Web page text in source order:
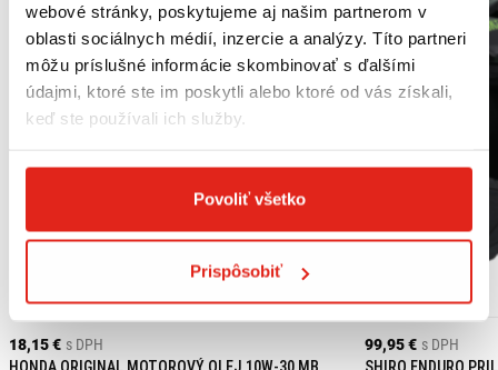
webové stránky, poskytujeme aj našim partnerom v
oblasti sociálnych médií, inzercie a analýzy. Títo partneri
môžu príslušné informácie skombinovať s ďalšími
údajmi, ktoré ste im poskytli alebo ktoré od vás získali,
keď ste používali ich služby.
Povoliť všetko
Prispôsobiť
18,15 € s DPH
99,95 € s DPH